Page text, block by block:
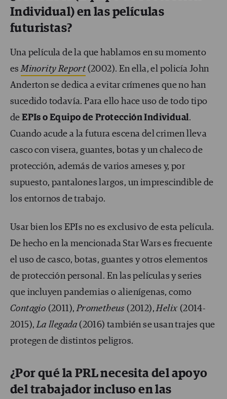
Individual) en las películas
futuristas?
Una película de la que hablamos en su momento
esMinority Report(2002). En ella, el policía John
Anderton se dedica a evitar crímenes que no han
sucedido todavía. Para ello hace uso de todo tipo
deEPIs o Equipo de Protección Individual.
Cuando acude a la futura escena del crimen lleva
casco con visera, guantes, botas y un chaleco de
protección, además de varios arneses y, por
supuesto, pantalones largos, un imprescindible de
los entornos de trabajo.
Usar bien los EPIs no es exclusivo de esta película.
De hecho en la mencionada Star Wars es frecuente
el uso de casco, botas, guantes y otros elementos
de protección personal. En las películas y series
que incluyen pandemias o alienígenas, como
Contagio (2011),Prometheus(2012),Helix (2014-
2015),La llegada(2016) también se usan trajes que
protegen de distintos peligros.
¿Por qué la PRL necesita del apoyo
del trabajador incluso en las